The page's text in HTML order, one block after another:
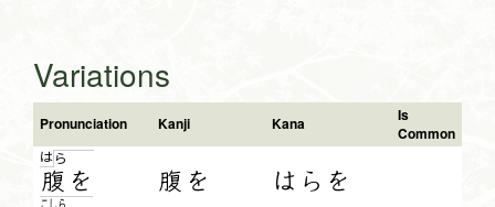
Variations
Pronunciation Kanji Kana
Is
Common
は ら
腹 を
腹を
はらを